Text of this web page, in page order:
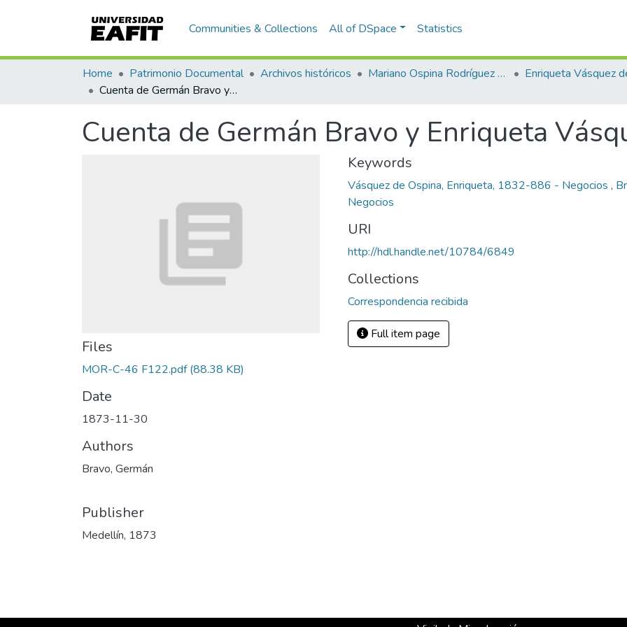
Communities & Collections All of DSpace Statistics
Home Patrimonio Documental Archivos históricos Mariano Ospina Rodríguez (1826 -1912)
Cuenta de Germán Bravo y Enriqueta Vásquez de Ospina
Cuenta de Germán Bravo y Enriqueta
Files
MOR-C-46 F122.pdf(88.38 KB)
Date
1873-11-30
Authors
Bravo, Germán
Publisher
Medellín, 1873
Keywords
Vásquez de Ospina, Enriqueta, 1832-886 - Negocios ,
Negocios
URI
http://hdl.handle.net/10784/6849
Collections
Correspondencia recibida
Full item page